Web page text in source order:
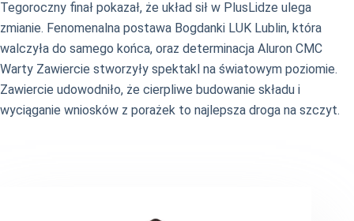
Tegoroczny finał pokazał, że układ sił w PlusLidze ulega
zmianie. Fenomenalna postawa Bogdanki LUK Lublin, która
walczyła do samego końca, oraz determinacja Aluron CMC
Warty Zawiercie stworzyły spektakl na światowym poziomie.
Zawiercie udowodniło, że cierpliwe budowanie składu i
wyciąganie wniosków z porażek to najlepsza droga na szczyt.